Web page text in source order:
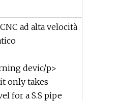
ad alta velocità
devic/p>
only takes
for a S.S pipe